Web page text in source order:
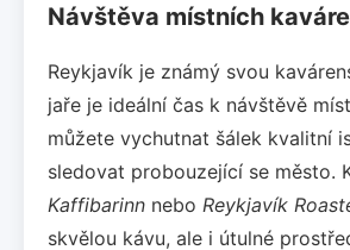
Návštěva místních
Reykjavík je známý svou
jaře je ideální čas k návštěvě
můžete vychutnat šálek kvalitní
sledovat probouzející se město.
Kaffibarinn nebo Reykjavík
skvělou kávu, ale i útulné